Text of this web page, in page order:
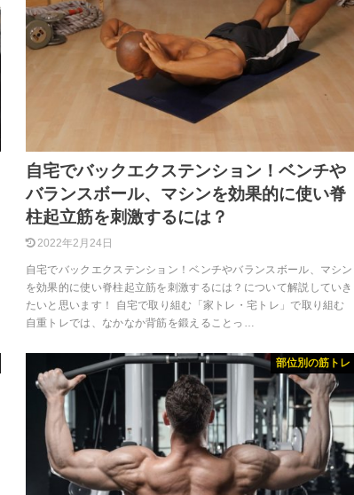
自宅でバックエクステンション！ベンチや
バランスボール、マシンを効果的に使い脊
柱起立筋を刺激するには？
2022年2月24日
自宅でバックエクステンション！ベンチやバランスボール、マシン
を効果的に使い脊柱起立筋を刺激するには？について解説していき
たいと思います！ 自宅で取り組む「家トレ・宅トレ」で取り組む
自重トレでは、なかなか背筋を鍛えることっ…
部位別の筋トレ